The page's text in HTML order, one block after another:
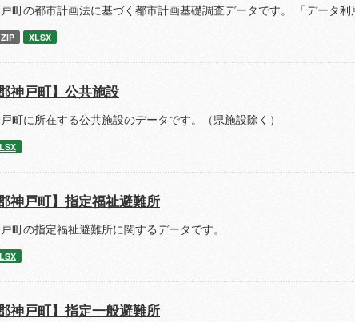
町の都市計画法に基づく都市計画基礎調査データです。 「データ利
ZIP XLSX
神戸町】公共施設
町に所在する公共施設のデータです。（県施設除く）
神戸町】指定福祉避難所
町の指定福祉避難所に関するデータです。
神戸町】指定一般避難所